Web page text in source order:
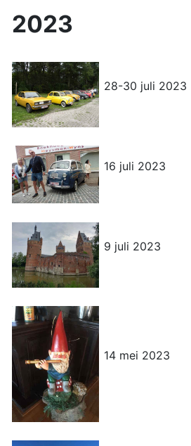
2023
28-30 juli 2023
16 juli 2023
9 juli 2023
14 mei 2023